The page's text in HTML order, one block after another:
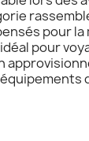
pour la
pour